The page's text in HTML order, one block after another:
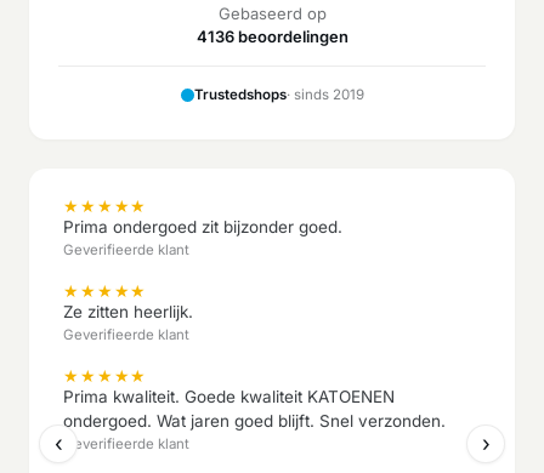
Gebaseerd op
4136 beoordelingen
Trustedshops· sinds 2019
★★★★★
Prima ondergoed zit bijzonder goed.
Geverifieerde klant
★★★★★
Ze zitten heerlijk.
Geverifieerde klant
★★★★★
Prima kwaliteit. Goede kwaliteit KATOENEN
ondergoed. Wat jaren goed blijft. Snel verzonden.
Geverifieerde klant
‹ ›